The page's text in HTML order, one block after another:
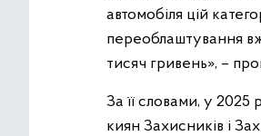
автомобіля цій
переоблаштування
тисяч гривень», –
За її словами, у 2025
киян Захисників і